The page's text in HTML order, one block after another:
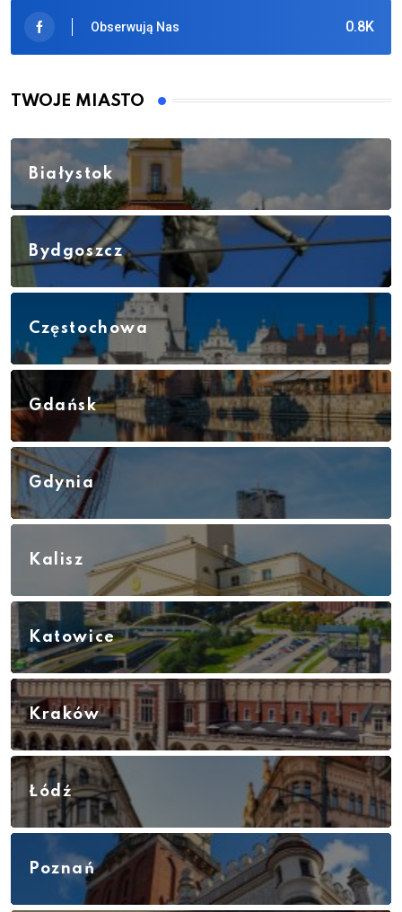
0.8K
Obserwują Nas
TWOJE MIASTO
Białystok
Bydgoszcz
Częstochowa
Gdańsk
Gdynia
Kalisz
Katowice
Kraków
Łódź
Poznań